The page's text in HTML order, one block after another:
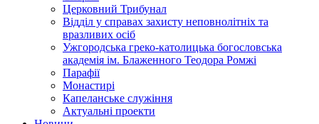
Церковний Трибунал
Відділ у справах захисту неповнолітніх та
вразливих осіб
Ужгородська греко-католицька богословська
академія ім. Блаженного Теодора Ромжі
Парафії
Монастирі
Капеланське служіння
Актуальні проекти